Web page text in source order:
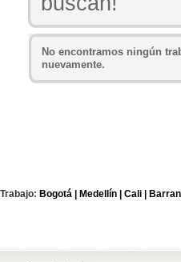
No encontramos ningún
nuevamente.
Trabajo: Bogotá | Medellín | Cali |